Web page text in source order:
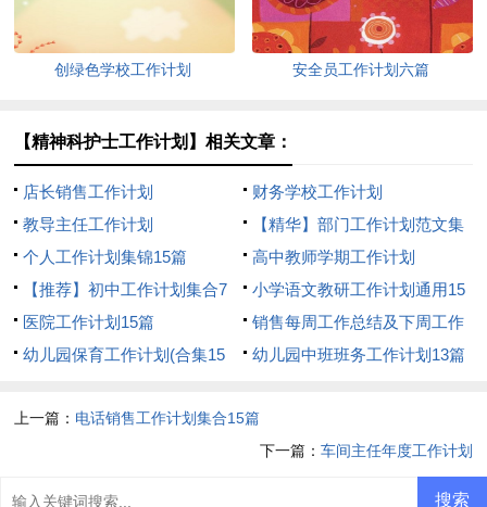
创绿色学校工作计划 安全员工作计划六篇
【精神科护士工作计划】相关文章：
店长销售工作计划
财务学校工作计划
教导主任工作计划
【精华】部门工作计划范文集
合5篇
个人工作计划集锦15篇
高中教师学期工作计划
【推荐】初中工作计划集合7
篇
小学语文教研工作计划通用15
篇
医院工作计划15篇
销售每周工作总结及下周工作
计划
幼儿园保育工作计划(合集15
幼儿园中班班务工作计划13篇
上一篇： 电话销售工作计划集合15篇
下一篇： 车间主任年度工作计划